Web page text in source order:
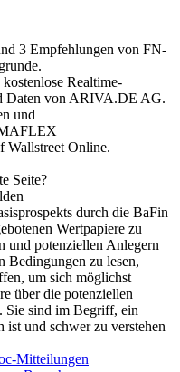
3 Empfehlungen von FN-
Realtime-
Daten von ARIVA.DE AG.
und
Wallstreet Online.
Seite?
durch die BaFin
Wertpapiere zu
und potenziellen Anlegern
Bedingungen zu lesen,
um sich möglichst
über die potenziellen
Sie sind im Begriff, ein
ist und schwer zu verstehen
Mitteilungen